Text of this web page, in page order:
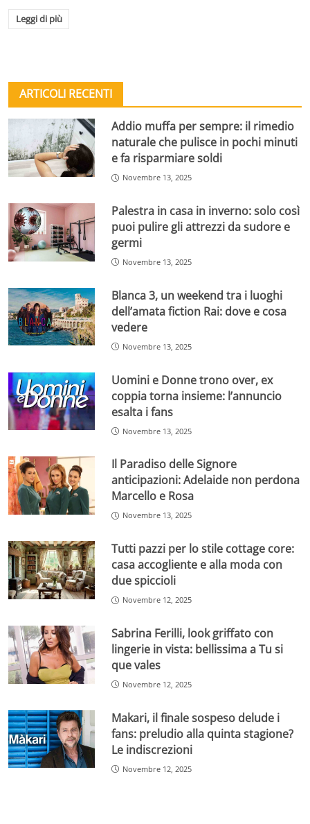
Leggi di più
ARTICOLI RECENTI
Addio muffa per sempre: il rimedio
naturale che pulisce in pochi minuti
e fa risparmiare soldi
Novembre 13, 2025
Palestra in casa in inverno: solo così
puoi pulire gli attrezzi da sudore e
germi
Novembre 13, 2025
Blanca 3, un weekend tra i luoghi
dell’amata fiction Rai: dove e cosa
vedere
Novembre 13, 2025
Uomini e Donne trono over, ex
coppia torna insieme: l’annuncio
esalta i fans
Novembre 13, 2025
Il Paradiso delle Signore
anticipazioni: Adelaide non perdona
Marcello e Rosa
Novembre 13, 2025
Tutti pazzi per lo stile cottage core:
casa accogliente e alla moda con
due spiccioli
Novembre 12, 2025
Sabrina Ferilli, look griffato con
lingerie in vista: bellissima a Tu si
que vales
Novembre 12, 2025
Makari, il finale sospeso delude i
fans: preludio alla quinta stagione?
Le indiscrezioni
Novembre 12, 2025